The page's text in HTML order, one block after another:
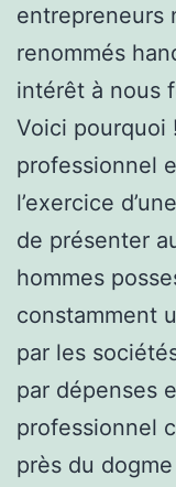
entrepreneurs
renommés
intérêt à nous
Voici pourquoi
professionnel
l’exercice
de présenter
hommes
constamment
par les
par dépenses
professionnel
près du